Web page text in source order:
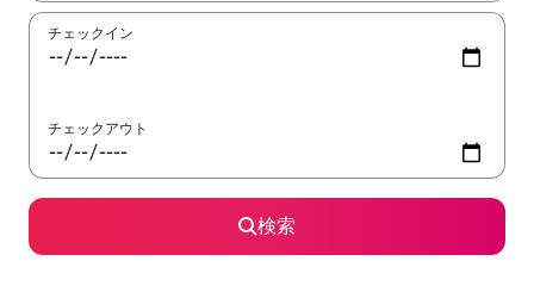
チェックイン
チェックアウト
検索